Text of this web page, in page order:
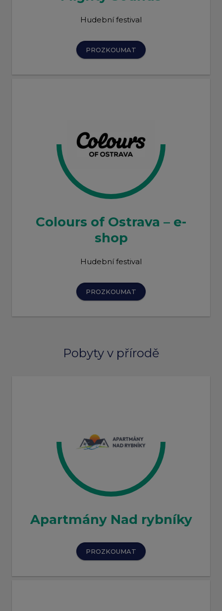
Hudební festival
PROZKOUMAT
Colours of Ostrava – e-
shop
Hudební festival
PROZKOUMAT
Pobyty v přírodě
Apartmány Nad rybníky
PROZKOUMAT